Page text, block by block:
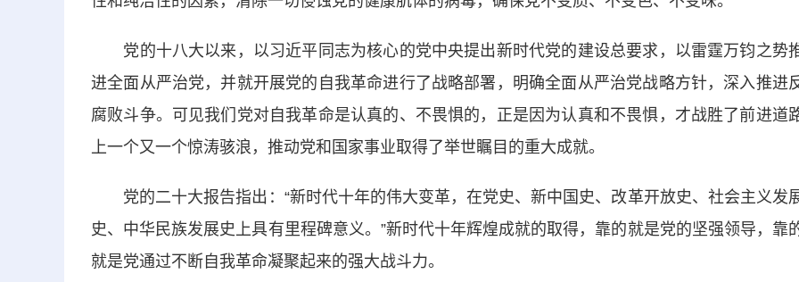
党的十八大以来，以习近平同志为核心的党中央提出新时代党的建设总要求，以雷霆万钧之势
进全面从严治党，并就开展党的自我革命进行了战略部署，明确全面从严治党战略方针，深入推进
腐败斗争。可见我们党对自我革命是认真的、不畏惧的，正是因为认真和不畏惧，才战胜了前进道
上一个又一个惊涛骇浪，推动党和国家事业取得了举世瞩目的重大成就。
党的二十大报告指出：“新时代十年的伟大变革，在党史、新中国史、改革开放史、社会主义发
史、中华民族发展史上具有里程碑意义。”新时代十年辉煌成就的取得，靠的就是党的坚强领导，靠
就是党通过不断自我革命凝聚起来的强大战斗力。